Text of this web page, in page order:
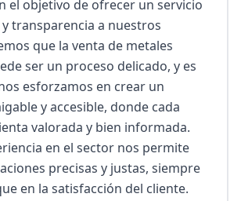
el objetivo de ofrecer un servicio
transparencia a nuestros
que la venta de metales
ser un proceso delicado, y es
esforzamos en crear un
y accesible, donde cada
valorada y bien informada.
en el sector nos permite
precisas y justas, siempre
en la satisfacción del cliente.